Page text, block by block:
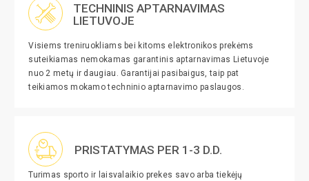
TECHNINIS APTARNAVIMAS
LIETUVOJE
Visiems treniruokliams bei kitoms elektronikos prekėms
suteikiamas nemokamas garantinis aptarnavimas Lietuvoje
nuo 2 metų ir daugiau. Garantijai pasibaigus, taip pat
teikiamos mokamo techninio aptarnavimo paslaugos.
PRISTATYMAS PER 1-3 D.D.
Turimas sporto ir laisvalaikio prekes savo arba tiekėjų